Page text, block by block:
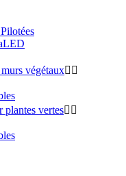
végétaux 
plantes vertes 